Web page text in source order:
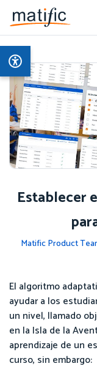
Establecer
Matific Product
El algoritmo
ayudar a los
un nivel, llamado
en la Isla de la
aprendizaje de un
curso, sin embargo: